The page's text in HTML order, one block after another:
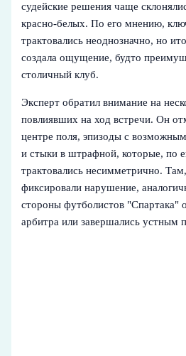
судейские решения чаще
красно‑белых. По его мнению,
трактовались неоднозначно, но
создала ощущение, будто
столичный клуб.
Эксперт обратил внимание на
повлиявших на ход встречи. Он
центре поля, эпизоды с
и стыки в штрафной, которые, по
трактовались несимметрично.
фиксировали нарушение,
стороны футболистов "Спартака"
арбитра или завершались устным